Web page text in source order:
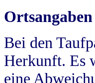
Bei den
Herkunft. Es
eine